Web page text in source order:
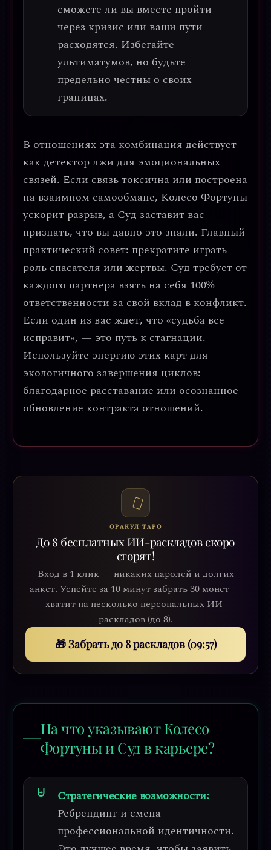
сможете ли вы вместе пройти
через кризис или ваши пути
расходятся. Избегайте
ультиматумов, но будьте
предельно честны о своих
границах.
В отношениях эта комбинация действует
как детектор лжи для эмоциональных
связей. Если связь токсична или построена
на взаимном самообмане, Колесо Фортуны
ускорит разрыв, а Суд заставит вас
признать, что вы давно это знали. Главный
практический совет: прекратите играть
роль спасателя или жертвы. Суд требует от
каждого партнера взять на себя 100%
ответственности за свой вклад в конфликт.
Если один из вас ждет, что «судьба все
исправит», — это путь к стагнации.
Используйте энергию этих карт для
экологичного завершения циклов:
благодарное расставание или осознанное
обновление контракта отношений.
ОРАКУЛ ТАРО
До 8 бесплатных ИИ-раскладов скоро
сгорят!
Вход в 1 клик — никаких паролей и долгих
анкет. Успейте за 10 минут забрать 30 монет —
хватит на несколько персональных ИИ-
раскладов (до 8).
🎁 Забрать до 8 раскладов (09:54)
На что указывают Колесо
Фортуны и Суд в карьере?
Стратегические возможности:
Ребрендинг и смена
профессиональной идентичности.